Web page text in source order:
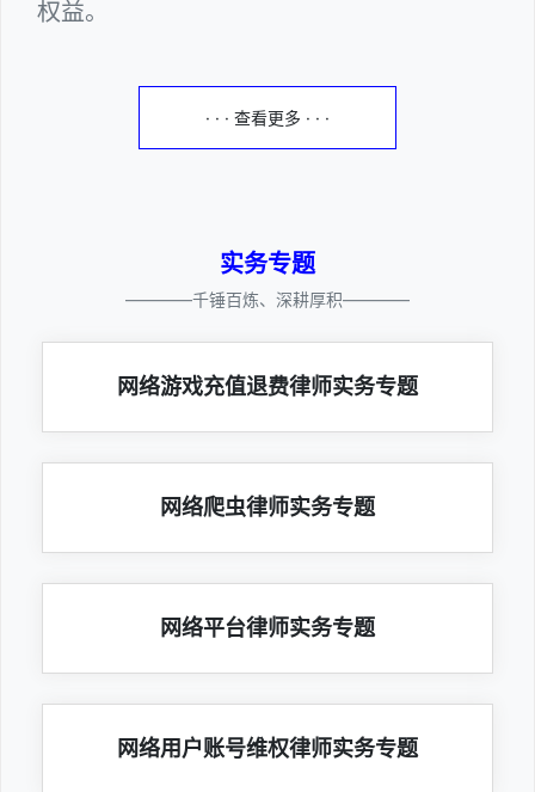
权益。
· · · 查看更多 · · ·
实务专题
————千锤百炼、深耕厚积————
网络游戏充值退费律师实务专题
网络爬虫律师实务专题
网络平台律师实务专题
网络用户账号维权律师实务专题